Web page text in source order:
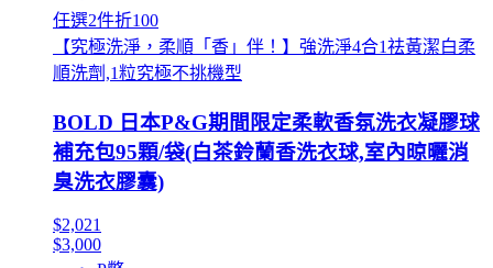
任選2件折100
【究極洗淨，柔順「香」伴！】強洗淨4合1祛黃潔白柔
順洗劑,1粒究極不挑機型
BOLD 日本P&G期間限定柔軟香氛洗衣凝膠球
補充包95顆/袋(白茶鈴蘭香洗衣球,室內晾曬消
臭洗衣膠囊)
$2,021
$3,000